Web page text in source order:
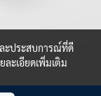
ะประสบการณ์ที่ดี
ละเอียดเพิ่มเติม